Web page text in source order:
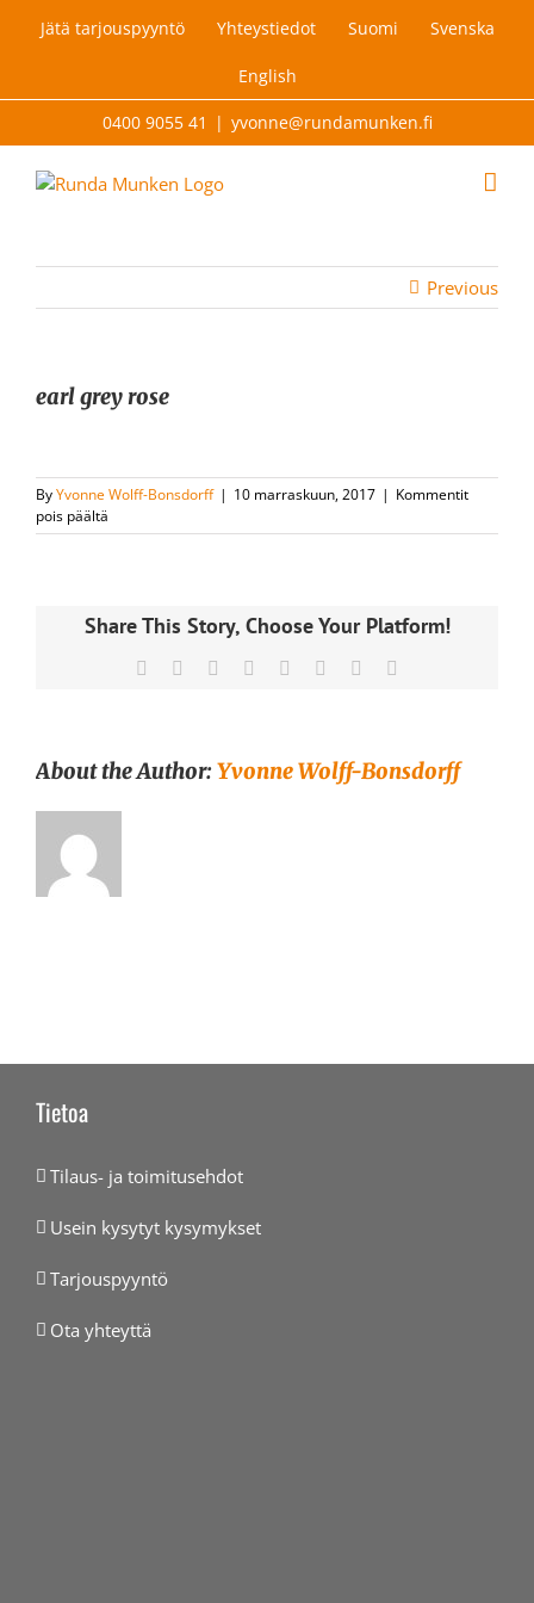
Jätä tarjouspyyntö Yhteystiedot Suomi Svenska
English
0400 9055 41 | yvonne@rundamunken.fi
Previous
earl grey rose
ByYvonne Wolff-Bonsdorff | 10 marraskuun, 2017 | Kommentit
pois päältä
earl
Share This Story, Choose Your Platform!
Facebook Reddit LinkedIn
TumblrPinterest
About the Author:Yvonne Wolff-Bonsdorff
Tietoa
Tilaus- ja toimitusehdot
Usein kysytyt kysymykset
Tarjouspyyntö
Ota yhteyttä